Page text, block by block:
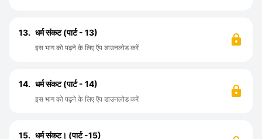
13. धर्म संकट (पार्ट - 13)
इस भाग को पढ़ने के लिए ऍप डाउनलोड करें
14. धर्म संकट (पार्ट - 14)
इस भाग को पढ़ने के लिए ऍप डाउनलोड करें
15. धर्म संकट। (पार्ट -15)